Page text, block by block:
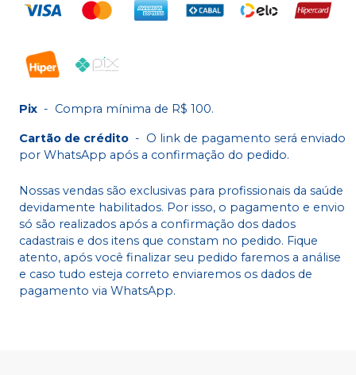
Pix - Compra mínima de R$ 100.
Cartão de crédito - O link de pagamento será enviado
por WhatsApp após a confirmação do pedido.
Nossas vendas são exclusivas para profissionais da saúde
devidamente habilitados. Por isso, o pagamento e envio
só são realizados após a confirmação dos dados
cadastrais e dos itens que constam no pedido. Fique
atento, após você finalizar seu pedido faremos a análise
e caso tudo esteja correto enviaremos os dados de
pagamento via WhatsApp.